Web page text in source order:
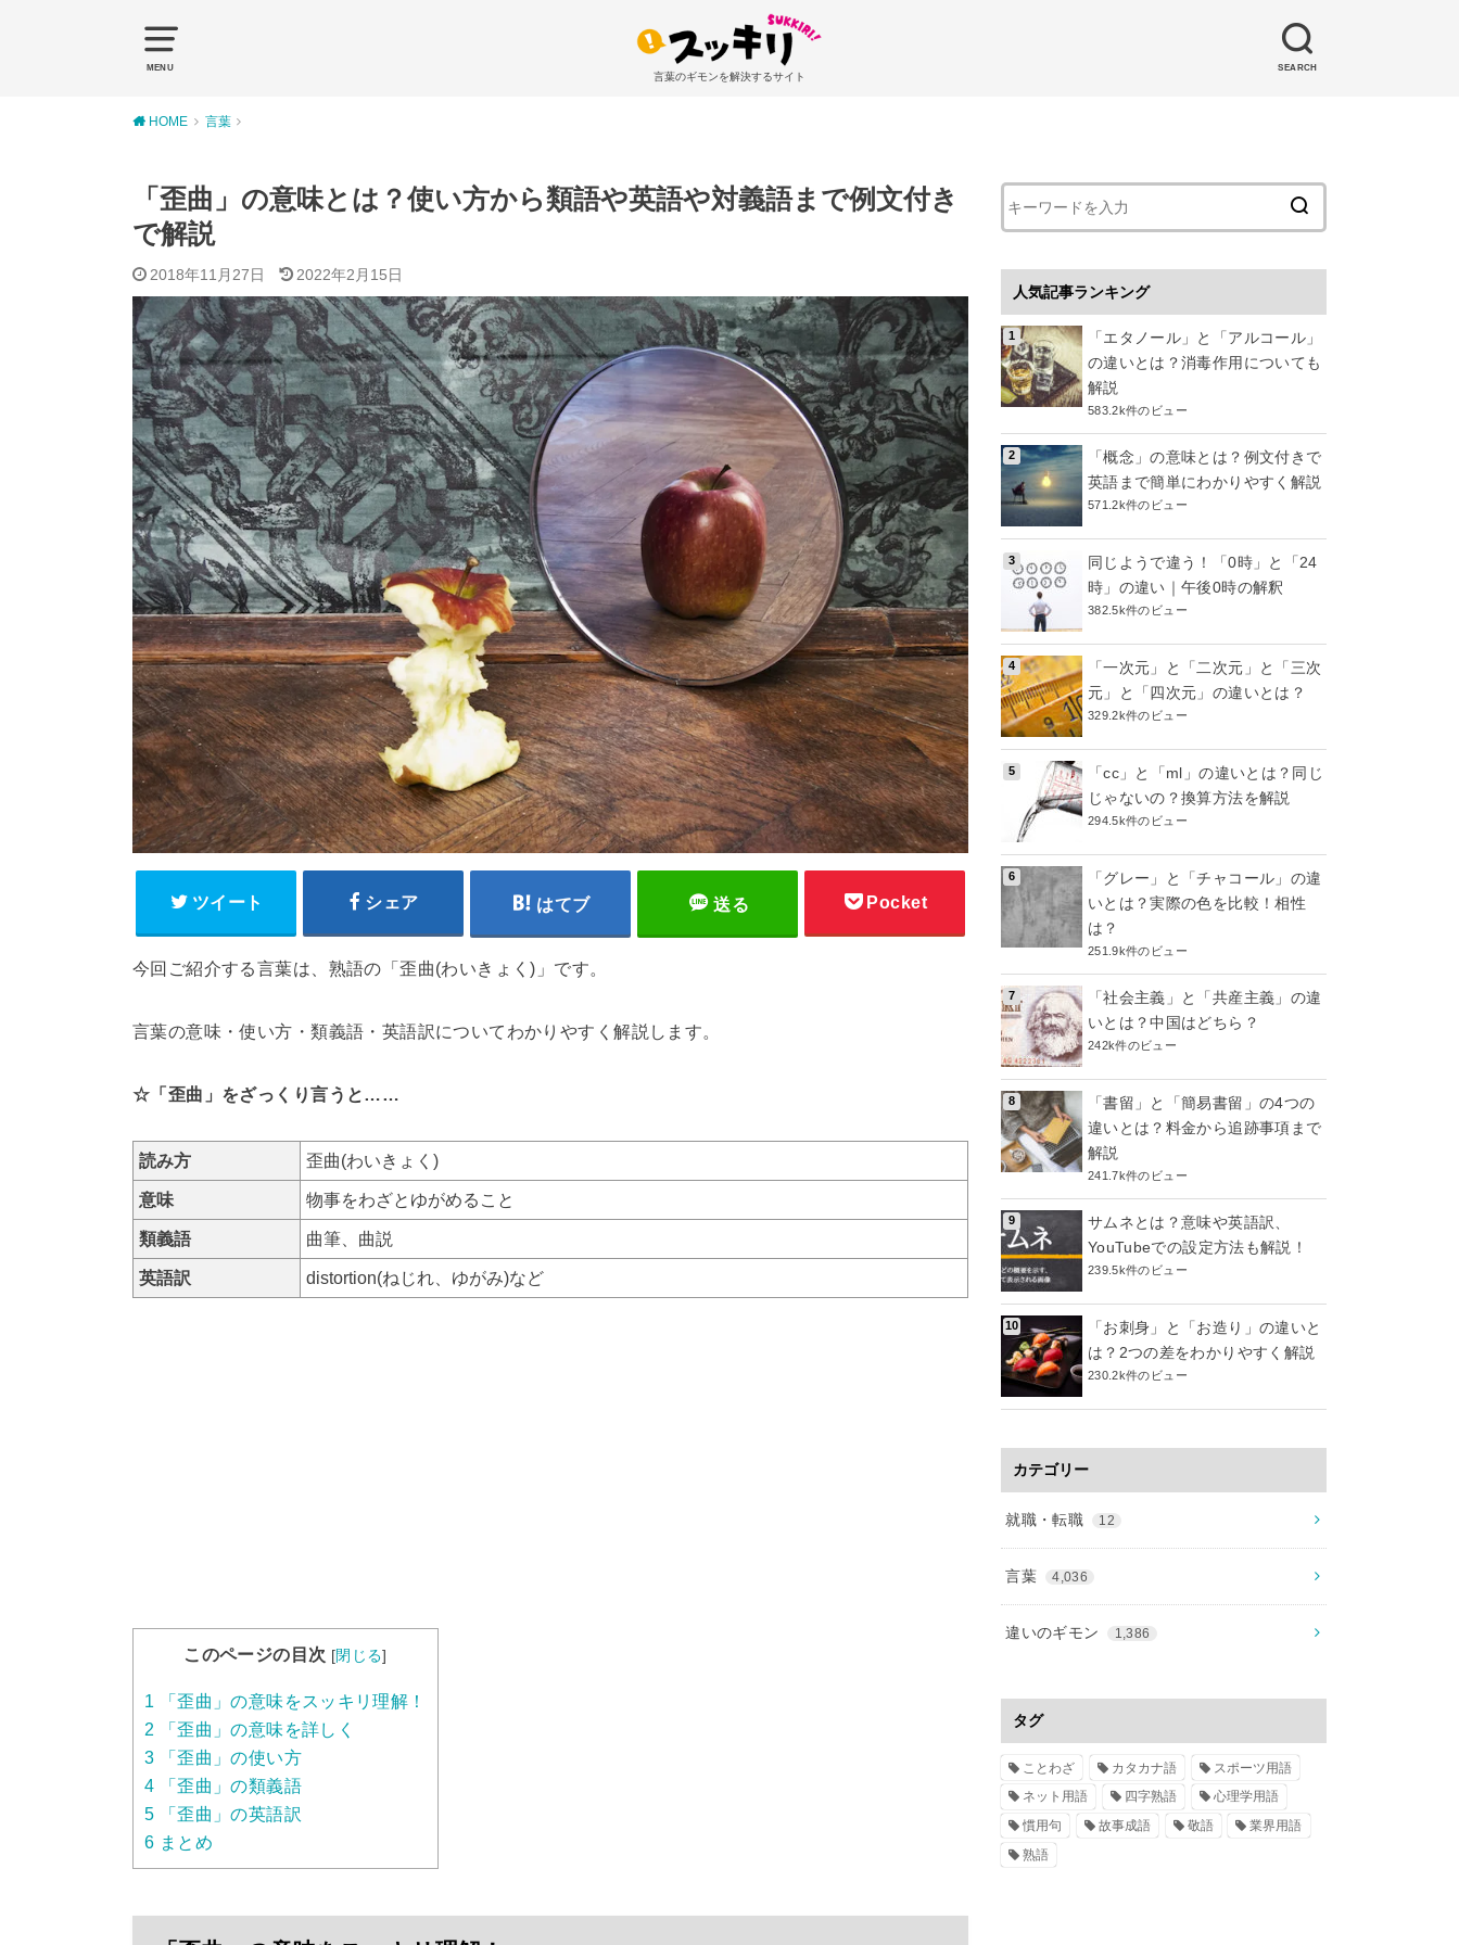
MENU SEARCH
言葉のギモンを解決するサイト
HOME 言葉
「歪曲」の意味とは？使い方から類語や英語や対義語まで例文付き
で解説
2018年11月27日 2022年2月15日
ツイート シェア はてブ 送る Pocket
今回ご紹介する言葉は、熟語の「歪曲(わいきょく)」です。
言葉の意味・使い方・類義語・英語訳についてわかりやすく解説します。
☆「歪曲」をざっくり言うと……
読み方 歪曲(わいきょく)
意味 物事をわざとゆがめること
類義語 曲筆、曲説
英語訳 distortion(ねじれ、ゆがみ)など
このページの目次 [閉じる]
1 「歪曲」の意味をスッキリ理解！
2 「歪曲」の意味を詳しく
3 「歪曲」の使い方
4 「歪曲」の類義語
5 「歪曲」の英語訳
6 まとめ
人気記事ランキング
「エタノール」と「アルコール」
の違いとは？消毒作用についても
解説
583.2k件のビュー
「概念」の意味とは？例文付きで
英語まで簡単にわかりやすく解説
571.2k件のビュー
同じようで違う！「0時」と「24
時」の違い｜午後0時の解釈
382.5k件のビュー
「一次元」と「二次元」と「三次
元」と「四次元」の違いとは？
329.2k件のビュー
「cc」と「ml」の違いとは？同じ
じゃないの？換算方法を解説
294.5k件のビュー
「グレー」と「チャコール」の違
いとは？実際の色を比較！相性
は？
251.9k件のビュー
「社会主義」と「共産主義」の違
いとは？中国はどちら？
242k件のビュー
「書留」と「簡易書留」の4つの
違いとは？料金から追跡事項まで
解説
241.7k件のビュー
サムネとは？意味や英語訳、
YouTubeでの設定方法も解説！
239.5k件のビュー
「お刺身」と「お造り」の違いと
は？2つの差をわかりやすく解説
230.2k件のビュー
カテゴリー
就職・転職 12
言葉 4,036
違いのギモン 1,386
タグ
ことわざ カタカナ語
スポーツ用語
ネット用語
四字熟語
心理学用語
慣用句
故事成語 敬語
業界用語
熟語